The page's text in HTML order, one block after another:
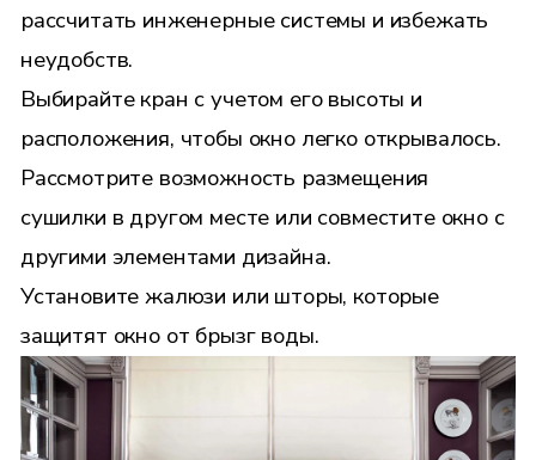
рассчитать инженерные системы и избежать
неудобств.
Выбирайте кран с учетом его высоты и
расположения, чтобы окно легко открывалось.
Рассмотрите возможность размещения
сушилки в другом месте или совместите окно с
другими элементами дизайна.
Установите жалюзи или шторы, которые
защитят окно от брызг воды.